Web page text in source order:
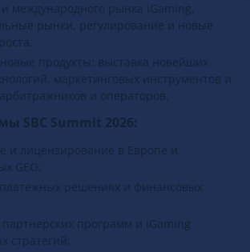
и международного рынка iGaming,
рынки, регулирование и новые
продукты: выставка новейших
маркетинговых инструментов и
и операторов.
SBC Summit 2026:
и лицензирование в Европе и
GEO;
решениях и финансовых
программ и iGaming
стратегий;